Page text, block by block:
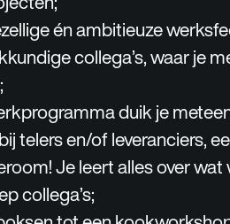
én ambitieuze
collega’s, waar je
duik je
telers en/of leveranciers,
Je leert alles over
collega’s;